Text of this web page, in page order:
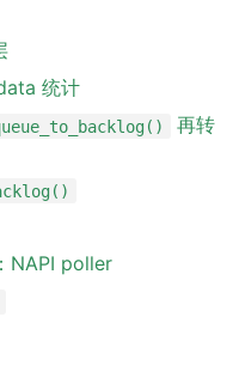
统计
再转
NAPI poller